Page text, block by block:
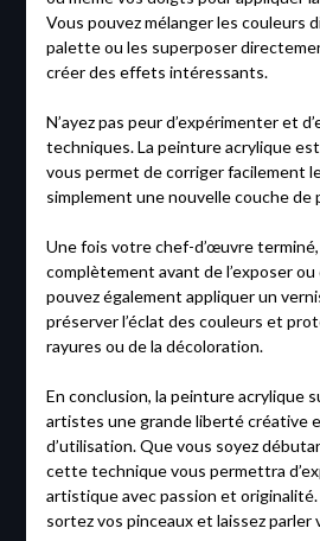
Vous pouvez mélanger les couleurs
palette ou les superposer
créer des effets intéressants.
N’ayez pas peur d’expérimenter et
techniques. La peinture acrylique
vous permet de corriger facilement
simplement une nouvelle couche de
Une fois votre chef-d’œuvre
complètement avant de l’exposer ou
pouvez également appliquer un
préserver l’éclat des couleurs et
rayures ou de la décoloration.
En conclusion, la peinture acrylique
artistes une grande liberté créative
d’utilisation. Que vous soyez
cette technique vous permettra
artistique avec passion et originalité.
sortez vos pinceaux et laissez